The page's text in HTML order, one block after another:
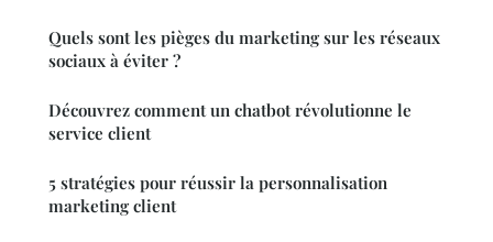
Quels sont les pièges du marketing sur les réseaux
sociaux à éviter ?
Découvrez comment un chatbot révolutionne le
service client
5 stratégies pour réussir la personnalisation
marketing client